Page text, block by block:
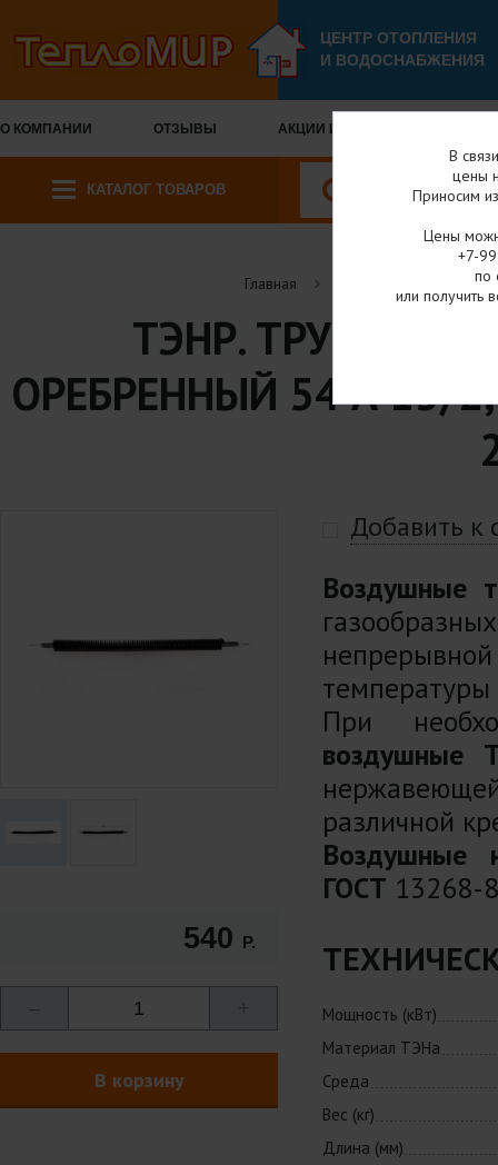
ЦЕНТР ОТОПЛЕНИЯ
И ВОДОСНАБЖЕНИЯ
О КОМПАНИИ ОТЗЫВЫ АКЦИИ И СКИДКИ
КАТАЛОГ ТОВАРОВ
Главная
ТЭНР.
ОРЕБРЕННЫЙ 54 А 13/
540 Р.
+
– 1
В корзину
Добавить к
Воздушные
температуры
При
воздушные
различной
Воздушные
ГОСТ 13268-
Мощность (кВт)
Материал ТЭНа
Среда
Вес (кг)
Длина (мм)
В
цены
Приносим
Цены
+7-
по
или получить